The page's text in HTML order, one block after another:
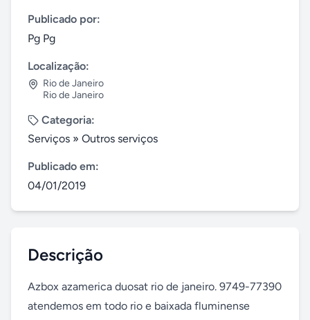
Publicado por:
Pg Pg
Localização:
Rio de Janeiro
Rio de Janeiro
Categoria:
Serviços » Outros serviços
Publicado em:
04/01/2019
Descrição
Azbox azamerica duosat rio de janeiro. 9749-77390
atendemos em todo rio e baixada fluminense